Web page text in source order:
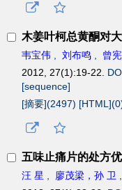
木姜叶柯总黄酮对
韦宝伟 , 刘布鸣 ,
曾
2012, 27(1):19-22.
[sequence]
[摘要](2497) [HTML](0
五味止痛片的处方
汪 星 , 廖茂梁，孙 卫 ,